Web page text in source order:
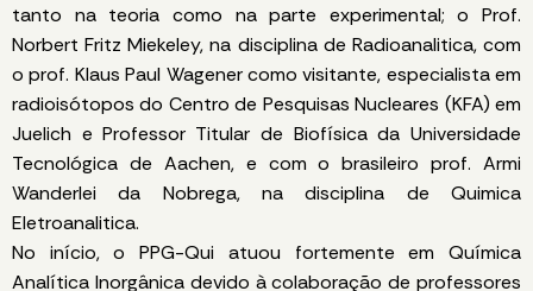
tanto na teoria como na parte experimental; o Prof.
Norbert Fritz Miekeley, na disciplina de Radioanalitica, com
o prof. Klaus Paul Wagener como visitante, especialista em
radioisótopos do Centro de Pesquisas Nucleares (KFA) em
Juelich e Professor Titular de Biofísica da Universidade
Tecnológica de Aachen, e com o brasileiro prof. Armi
Wanderlei da Nobrega, na disciplina de Quimica
Eletroanalitica.
No início, o PPG-Qui atuou fortemente em Química
Analítica Inorgânica devido à colaboração de professores